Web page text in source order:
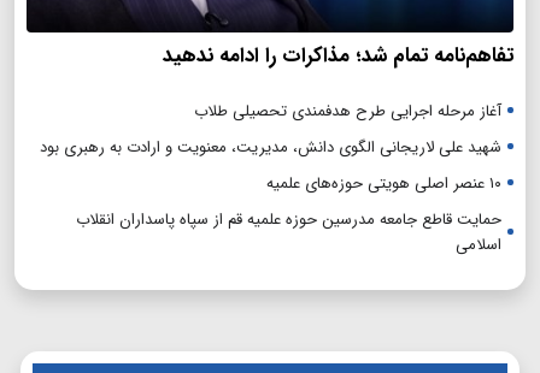
تفاهم‌نامه تمام شد؛ مذاکرات را ادامه ندهید
آغاز مرحله اجرایی طرح هدفمندی تحصیلی طلاب
شهید علی لاریجانی الگوی دانش، مدیریت، معنویت و ارادت به رهبری بود
۱۰ عنصر اصلی هویتی حوزه‌های علمیه
حمایت قاطع جامعه مدرسین حوزه علمیه قم از سپاه پاسداران انقلاب
اسلامی